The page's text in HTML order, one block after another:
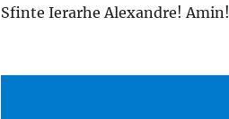
Sfinte Ierarhe Alexandre! Amin!